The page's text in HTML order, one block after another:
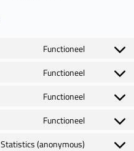
Functioneel
Functioneel
Functioneel
Functioneel
Statistics (anonymous)